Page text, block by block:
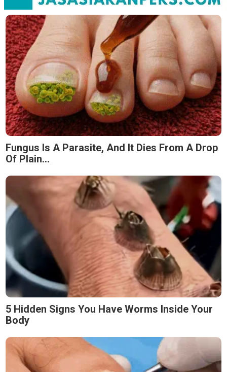
Fungus Is A Parasite, And It Dies From A Drop
Of Plain...
5 Hidden Signs You Have Worms Inside Your
Body